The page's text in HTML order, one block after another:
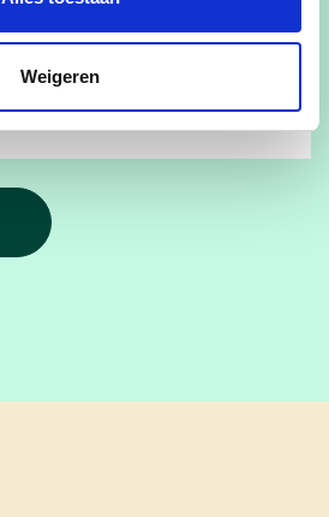
Weigeren
jezelf neem je nog mee?